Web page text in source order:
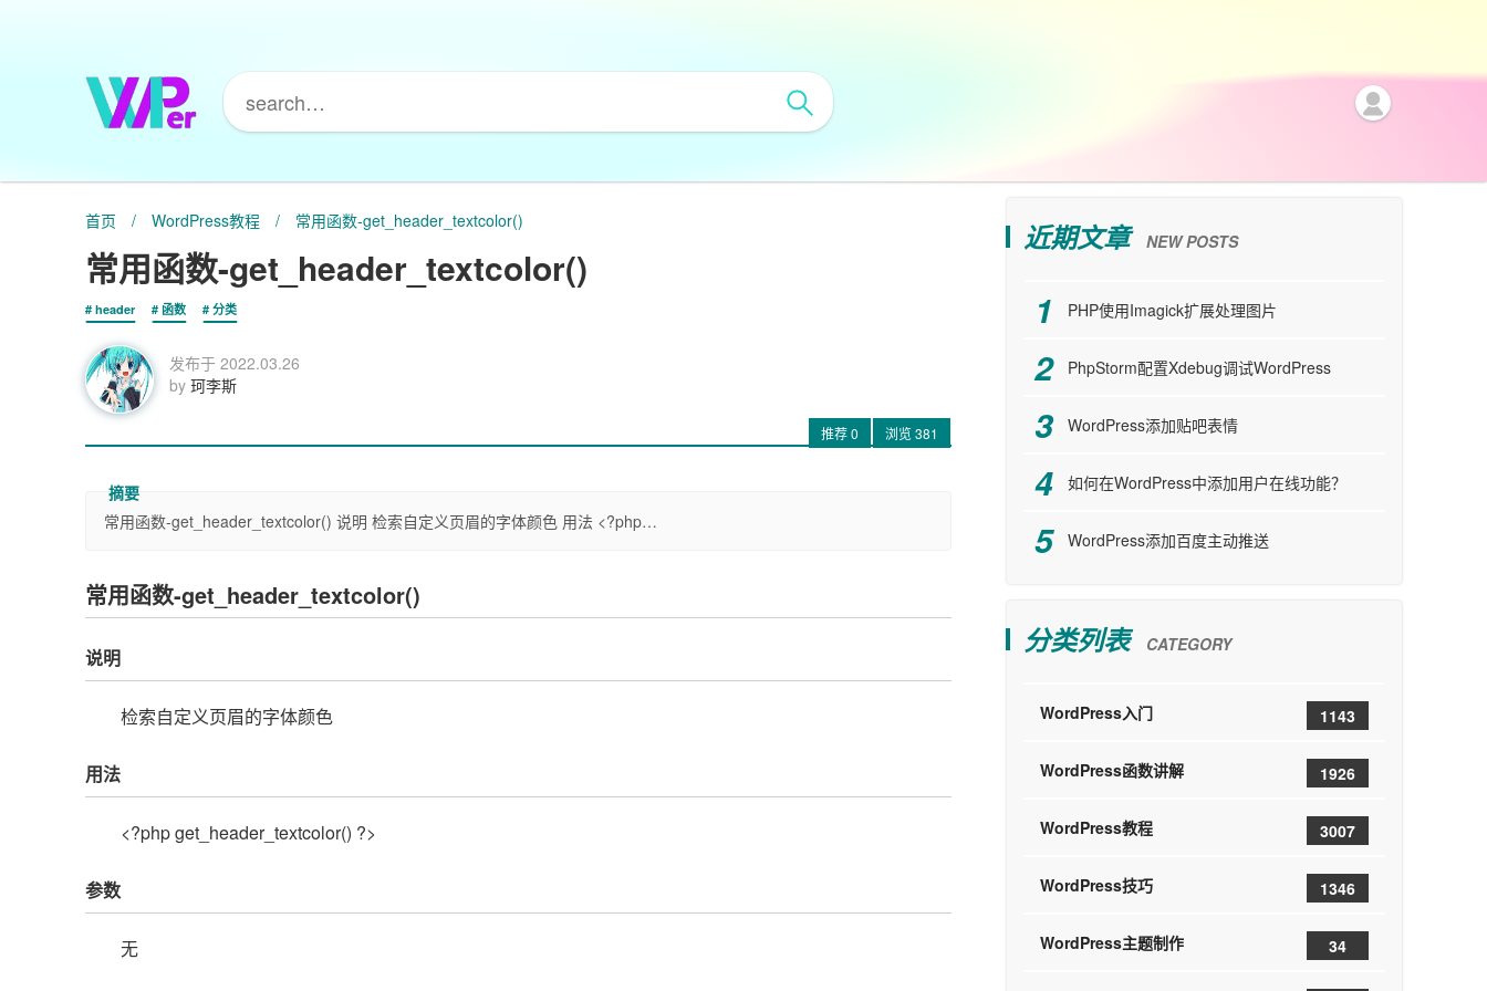
首页 / WordPress教程 / 常用函数-get_header_textcolor()
常用函数-get_header_textcolor()
header 函数 分类
发布于 2022.03.26
by 珂李斯
推荐0 浏览381
常用函数-get_header_textcolor() 说明 检索自定义页眉的字体颜色 用法 <?php…
常用函数-get_header_textcolor()
说明
检索自定义页眉的字体颜色
用法
<?php get_header_textcolor() ?>
参数
无
近期文章 NEW POSTS
PHP使用Imagick扩展处理图片
PhpStorm配置Xdebug调试WordPress
WordPress添加贴吧表情
如何在WordPress中添加用户在线功能？
WordPress添加百度主动推送
分类列表 CATEGORY
WordPress入门 1143
WordPress函数讲解 1926
WordPress教程 3007
WordPress技巧 1346
WordPress主题制作 34